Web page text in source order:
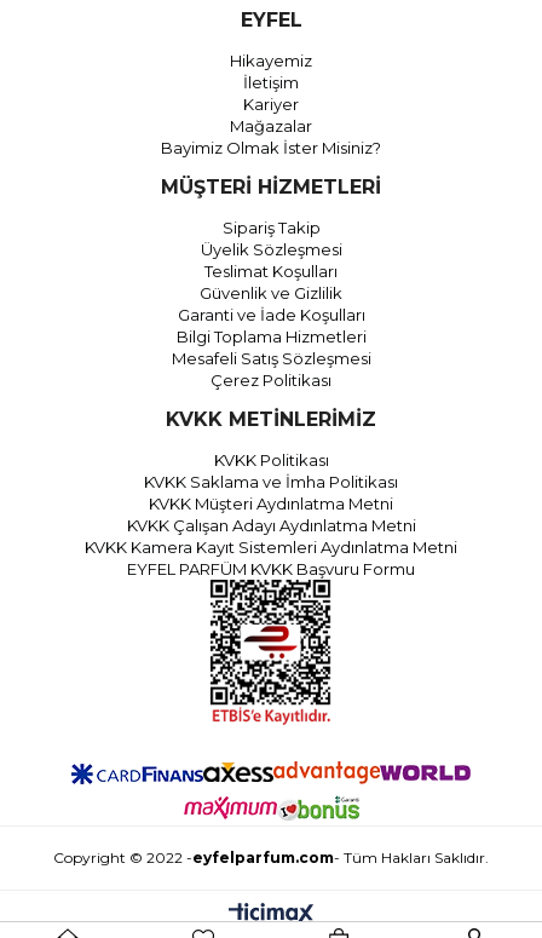
EYFEL
Hikayemiz
İletişim
Kariyer
Mağazalar
Bayimiz Olmak İster Misiniz?
MÜŞTERİ HİZMETLERİ
Sipariş Takip
Üyelik Sözleşmesi
Teslimat Koşulları
Güvenlik ve Gizlilik
Garanti ve İade Koşulları
Bilgi Toplama Hizmetleri
Mesafeli Satış Sözleşmesi
Çerez Politikası
KVKK METİNLERİMİZ
KVKK Politikası
KVKK Saklama ve İmha Politikası
KVKK Müşteri Aydınlatma Metni
KVKK Çalışan Adayı Aydınlatma Metni
KVKK Kamera Kayıt Sistemleri Aydınlatma Metni
EYFEL PARFÜM KVKK Başvuru Formu
Copyright © 2022 -eyfelparfum.com- Tüm Hakları Saklıdır.